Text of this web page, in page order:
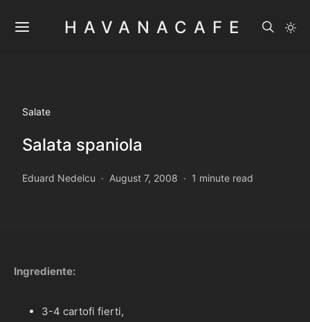
HAVANACAFE
Salate
Salata spaniola
Eduard Nedelcu August 7, 2008 1 minute read
Ingrediente:
3-4 cartofi fierti,